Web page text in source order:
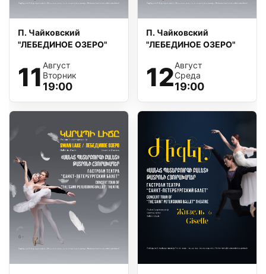
Օ театре
Репертуар
Визит в Театр
Контакты
П. Чайковский
"ЛЕБЕДИНОЕ ОЗЕРО"
11 Август
Вторник
19:00
П. Чайковский
"ЛЕБЕДИНОЕ ОЗЕРО"
12Август
Среда
19:00